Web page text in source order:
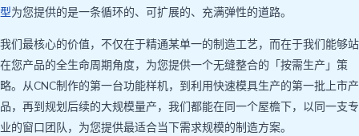
型为您提供的是一条循环的、可扩展的、充满弹性的道路。
我们最核心的价值，不仅在于精通某单一的制造工艺，而在于我们能够站
在您产品的全生命周期角度，为您提供一个无缝整合的「按需生产」策
略。从CNC制作的第一台功能样机，到利用快速模具生产的第一批上市产
品，再到规划后续的大规模量产，我们都能在同一个屋檐下，以同一支专
业的窗口团队，为您提供最适合当下需求规模的制造方案。